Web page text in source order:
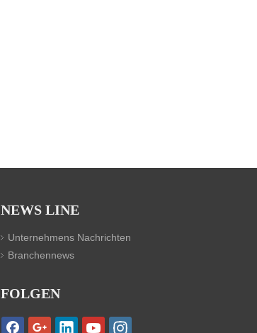
NEWS LINE
Unternehmens Nachrichten
Branchennews
FOLGEN